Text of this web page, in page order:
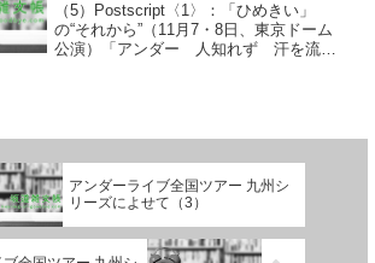
（5）Postscript〈1〉：「ひめきい」
の“それから”（11月7・8日、東京ドーム
公演）「アンダー 人知れず 汗を流す
アンダーライブ全国ツアー 九州シ
リーズによせて（3）